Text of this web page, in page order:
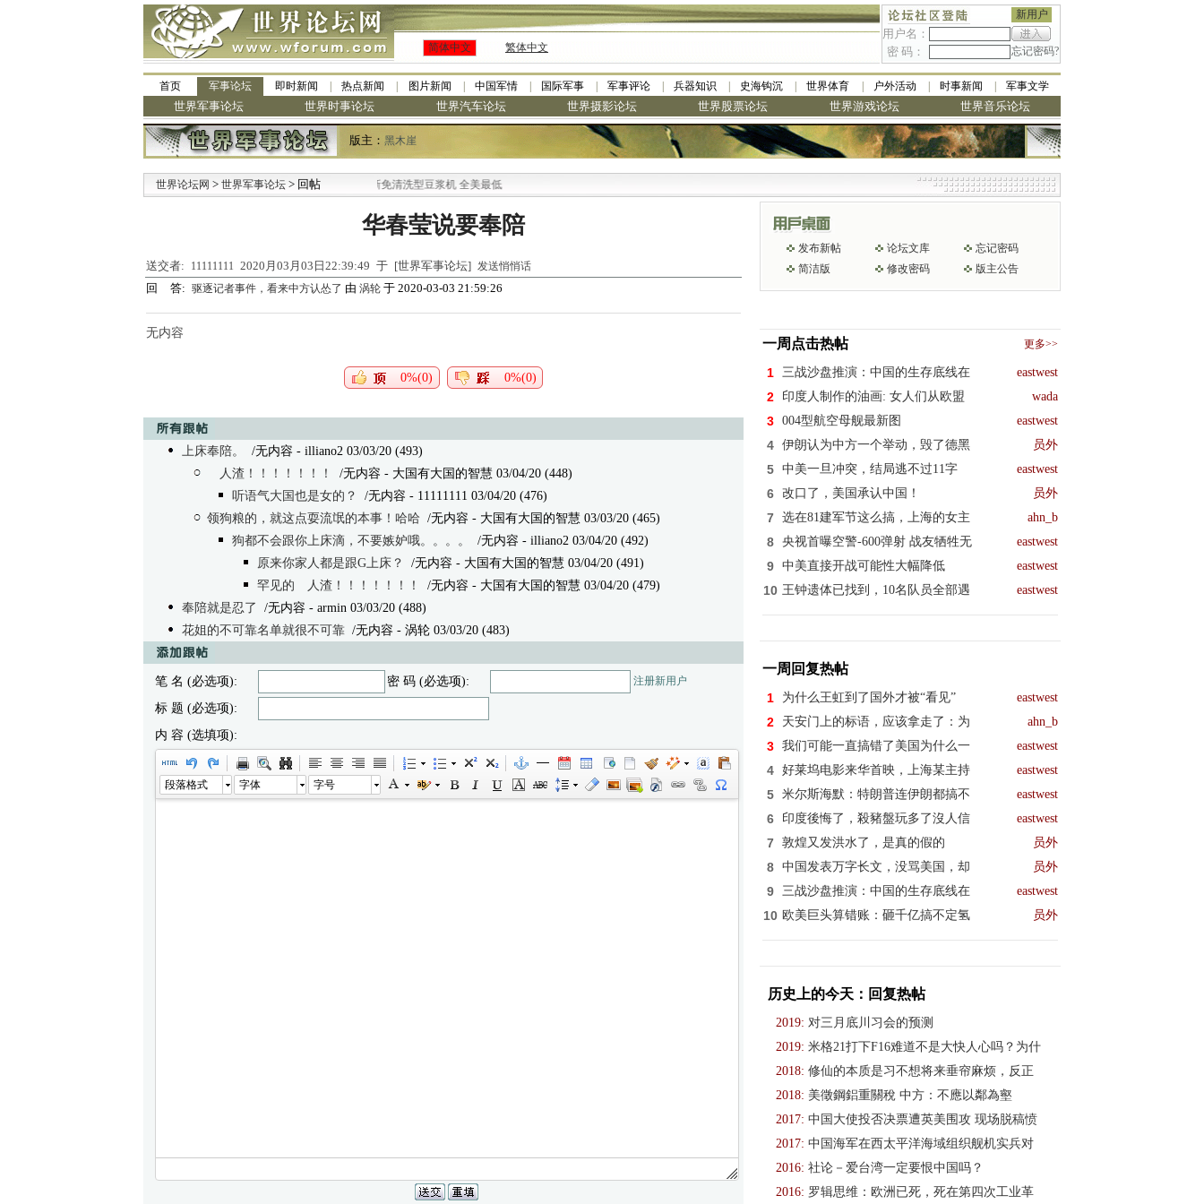
新用户
用户名：
密 码：
忘记密码?
简体中文 繁体中文
首页 军事论坛 即时新闻 热点新闻 图片新闻 中国军情 国际军事 军事评论 兵器知识 史海钩沉 世界体育 户外活动 时事新闻 军事文学
世界军事论坛 世界时事论坛 世界汽车论坛 世界摄影论坛 世界股票论坛 世界游戏论坛 世界音乐论坛
版主： 黑木崖
世界论坛网 > 世界军事论坛 > 回帖
·九阳全新免清洗型豆浆机 全美最低
华春莹说要奉陪
送交者: 11111111 2020月03月03日22:39:49 于 [世界军事论坛] 发送悄悄话
回 答: 驱逐记者事件，看来中方认怂了 由 涡轮 于 2020-03-03 21:59:26
无内容
0%(0) 0%(0)
上床奉陪。
/无内容 - illiano2 03/03/20 (493)
人渣！！！！！！！
/无内容 - 大国有大国的智慧 03/04/20 (448)
听语气大国也是女的？
/无内容 - 11111111 03/04/20 (476)
领狗粮的，就这点耍流氓的本事！哈哈 /无内容 - 大国有大国的智慧 03/03/20 (465)
狗都不会跟你上床滴，不要嫉妒哦。。。。
/无内容 - illiano2 03/04/20 (492)
原来你家人都是跟G上床？
/无内容 - 大国有大国的智慧 03/04/20 (491)
罕见的 人渣！！！！！！！
/无内容 - 大国有大国的智慧 03/04/20 (479)
奉陪就是忍了
/无内容 - armin 03/03/20 (488)
花姐的不可靠名单就很不可靠 /无内容 - 涡轮 03/03/20 (483)
笔 名 (必选项): 密 码 (必选项): 注册新用户
标 题 (必选项):
内 容 (选填项):
段落格式 字体 字号
发布新帖 论坛文库
忘记密码
简洁版
修改密码 版主公告
一周点击热帖 更多>>
1 三战沙盘推演：中国的生存底线在 eastwest
2 印度人制作的油画: 女人们从欧盟 wada
3 004型航空母舰最新图 eastwest
4 伊朗认为中方一个举动，毁了德黑 员外
5 中美一旦冲突，结局逃不过11字 eastwest
6 改口了，美国承认中国！ 员外
7 选在81建军节这么搞，上海的女主 ahn_b
8 央视首曝空警-600弹射 战友牺牲无 eastwest
9 中美直接开战可能性大幅降低 eastwest
10 王钟遗体已找到，10名队员全部遇 eastwest
一周回复热帖
1 为什么王虹到了国外才被“看见” eastwest
2 天安门上的标语，应该拿走了：为 ahn_b
3 我们可能一直搞错了美国为什么一 eastwest
4 好莱坞电影来华首映，上海某主持 eastwest
5 米尔斯海默：特朗普连伊朗都搞不 eastwest
6 印度後悔了，殺豬盤玩多了沒人信 eastwest
7 敦煌又发洪水了，是真的假的 员外
8 中国发表万字长文，没骂美国，却 员外
9 三战沙盘推演：中国的生存底线在 eastwest
10 欧美巨头算错账：砸千亿搞不定氢 员外
历史上的今天：回复热帖
2019: 对三月底川习会的预测
2019: 米格21打下F16难道不是大快人心吗？为什
2018: 修仙的本质是习不想将来垂帘麻烦，反正
2018: 美徵鋼鋁重關稅 中方：不應以鄰為壑
2017: 中国大使投否决票遭英美围攻 现场脱稿愤
2017: 中国海军在西太平洋海域组织舰机实兵对
2016: 社论－爱台湾一定要恨中国吗？
2016: 罗辑思维：欧洲已死，死在第四次工业革